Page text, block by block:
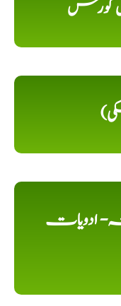
کورس
ادویات